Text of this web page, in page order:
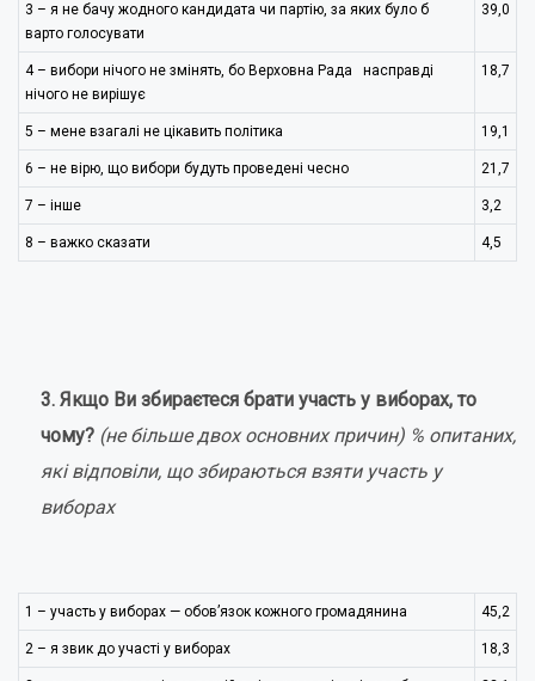
3 – я не бачу жодного кандидата чи партію, за яких було б
варто голосувати
39,0
4 – вибори нічого не змінять, бо Верховна Рада насправді
нічого не вирішує
18,7
5 – мене взагалі не цікавить політика 19,1
6 – не вірю, що вибори будуть проведені чесно 21,7
7 – інше 3,2
8 – важко сказати 4,5
3. Якщо Ви збираєтеся брати участь у виборах, то
чому? (не більше двох основних причин) % опитаних,
які відповіли, що збираються взяти участь у
виборах
1 – участь у виборах — обов’язок кожного громадянина 45,2
2 – я звик до участі у виборах 18,3